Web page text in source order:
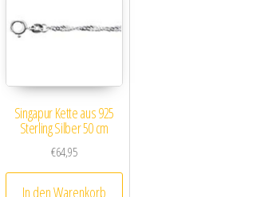
Singapur Kette aus 925
Sterling Silber 50 cm
€64,95
In den Warenkorb